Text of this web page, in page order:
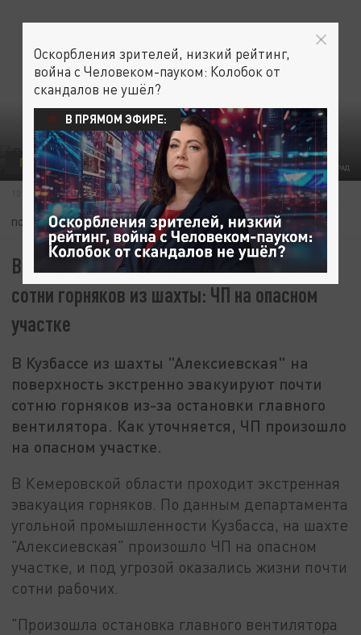
ФОТО: ЦАРЬГРАД
ПРОИСШЕСТВИЯ СРОЧНЫЕ НОВОСТИ
10 ИЮНЯ 08:10
ПОДПИШИТЕСЬ:
В Кузбассе экстренная эвакуация почти
сотни горняков из шахты: ЧП на опасном
участке
В Кузбассе из шахты "Алексиевская" на
поверхность экстренно эвакуируют почти
сотню горняков из-за остановки главного
вентилятора. Как уточняется, ЧП произошло
на опасном участке.
В Кемеровской области проходит экстренная
эвакуация горняков. По данным департамента
угольной промышленности Кузбасса, на шахте
"Алексиевская" произошло ЧП на опасном
участке, и под угрозой оказались жизни почти
сотни рабочих.
"Произошла остановка главного вентилятора
Оскорбления зрителей, низкий рейтинг,
война с Человеком-пауком: Колобок от
скандалов не ушёл?
В ПРЯМОМ ЭФИРЕ: